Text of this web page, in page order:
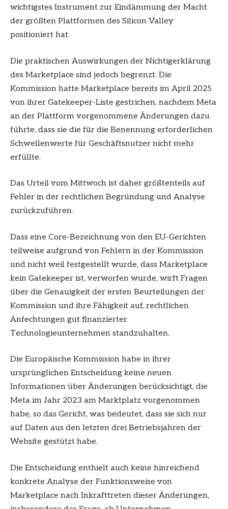
wichtigstes Instrument zur Eindämmung der Macht
der größten Plattformen des Silicon Valley
positioniert hat.
Die praktischen Auswirkungen der Nichtigerklärung
des Marketplace sind jedoch begrenzt. Die
Kommission hatte Marketplace bereits im April 2025
von ihrer Gatekeeper-Liste gestrichen, nachdem Meta
an der Plattform vorgenommene Änderungen dazu
führte, dass sie die für die Benennung erforderlichen
Schwellenwerte für Geschäftsnutzer nicht mehr
erfüllte.
Das Urteil vom Mittwoch ist daher größtenteils auf
Fehler in der rechtlichen Begründung und Analyse
zurückzuführen.
Dass eine Core-Bezeichnung von den EU-Gerichten
teilweise aufgrund von Fehlern in der Kommission
und nicht weil festgestellt wurde, dass Marketplace
kein Gatekeeper ist, verworfen wurde, wirft Fragen
über die Genauigkeit der ersten Beurteilungen der
Kommission und ihre Fähigkeit auf, rechtlichen
Anfechtungen gut finanzierter
Technologieunternehmen standzuhalten.
Die Europäische Kommission habe in ihrer
ursprünglichen Entscheidung keine neuen
Informationen über Änderungen berücksichtigt, die
Meta im Jahr 2023 am Marktplatz vorgenommen
habe, so das Gericht, was bedeutet, dass sie sich nur
auf Daten aus den letzten drei Betriebsjahren der
Website gestützt habe.
Die Entscheidung enthielt auch keine hinreichend
konkrete Analyse der Funktionsweise von
Marketplace nach Inkrafttreten dieser Änderungen,